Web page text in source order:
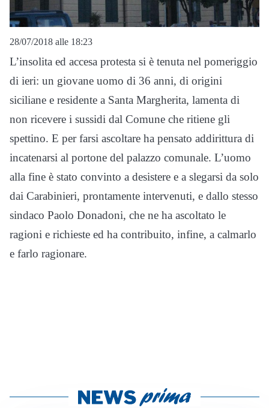
28/07/2018 alle 18:23
L’insolita ed accesa protesta si è tenuta nel pomeriggio
di ieri: un giovane uomo di 36 anni, di origini
siciliane e residente a Santa Margherita, lamenta di
non ricevere i sussidi dal Comune che ritiene gli
spettino. E per farsi ascoltare ha pensato addirittura di
incatenarsi al portone del palazzo comunale. L’uomo
alla fine è stato convinto a desistere e a slegarsi da solo
dai Carabinieri, prontamente intervenuti, e dallo stesso
sindaco Paolo Donadoni, che ne ha ascoltato le
ragioni e richieste ed ha contribuito, infine, a calmarlo
e farlo ragionare.